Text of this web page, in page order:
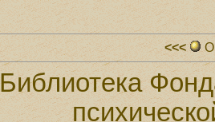
<<<
Библиотека